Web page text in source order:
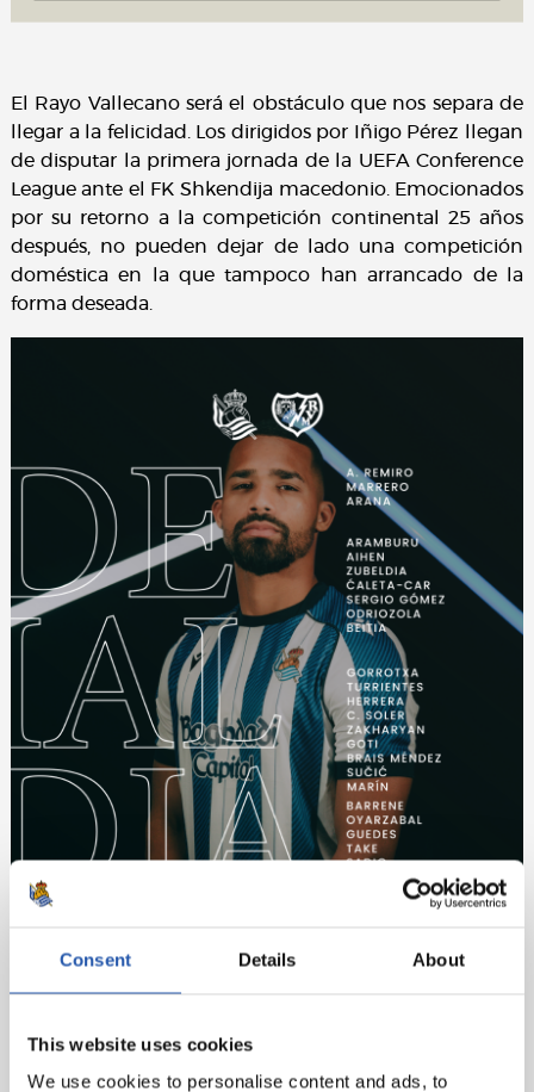
Consent Details About
This website uses cookies
We use cookies to personalise content and ads, to
El Rayo Vallecano será el obstáculo que nos separa de
llegar a la felicidad. Los dirigidos por Iñigo Pérez llegan
de disputar la primera jornada de la UEFA Conference
League ante el FK Shkendija macedonio. Emocionados
por su retorno a la competición continental 25 años
después, no pueden dejar de lado una competición
doméstica en la que tampoco han arrancado de la
forma deseada.
franja, Batalla, Lejeune, Ciss, Valentín e Isi Palazón